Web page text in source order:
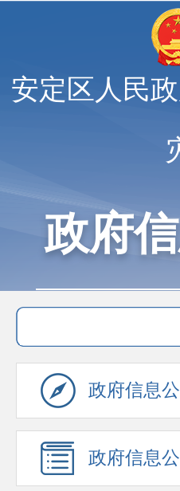
安定区人民
政府
政府信息
政府信息